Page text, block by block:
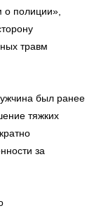
о полиции»,
травм
был ранее
тяжких
за